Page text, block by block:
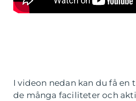
I videon nedan kan du få en
de många faciliteter och